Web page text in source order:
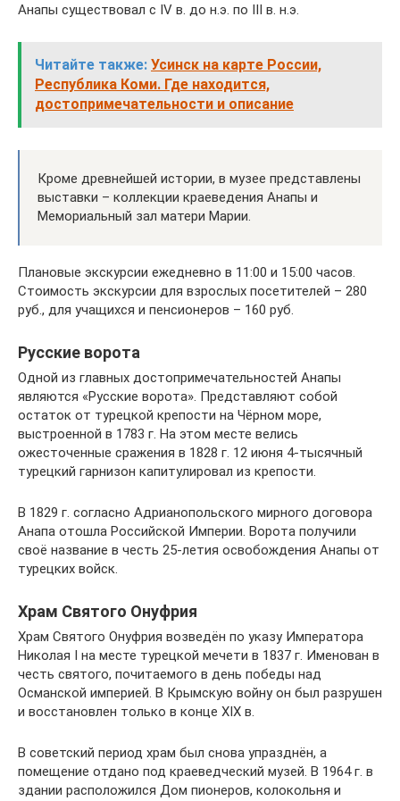
Анапы существовал с IV в. до н.э. по III в. н.э.
Читайте также: Усинск на карте России,
Республика Коми. Где находится,
достопримечательности и описание
Кроме древнейшей истории, в музее представлены
выставки – коллекции краеведения Анапы и
Мемориальный зал матери Марии.
Плановые экскурсии ежедневно в 11:00 и 15:00 часов.
Стоимость экскурсии для взрослых посетителей – 280
руб., для учащихся и пенсионеров – 160 руб.
Русские ворота
Одной из главных достопримечательностей Анапы
являются «Русские ворота». Представляют собой
остаток от турецкой крепости на Чёрном море,
выстроенной в 1783 г. На этом месте велись
ожесточенные сражения в 1828 г. 12 июня 4-тысячный
турецкий гарнизон капитулировал из крепости.
В 1829 г. согласно Адрианопольского мирного договора
Анапа отошла Российской Империи. Ворота получили
своё название в честь 25-летия освобождения Анапы от
турецких войск.
Храм Святого Онуфрия
Храм Святого Онуфрия возведён по указу Императора
Николая I на месте турецкой мечети в 1837 г. Именован в
честь святого, почитаемого в день победы над
Османской империей. В Крымскую войну он был разрушен
и восстановлен только в конце XIX в.
В советский период храм был снова упразднён, а
помещение отдано под краеведческий музей. В 1964 г. в
здании расположился Дом пионеров, колокольня и